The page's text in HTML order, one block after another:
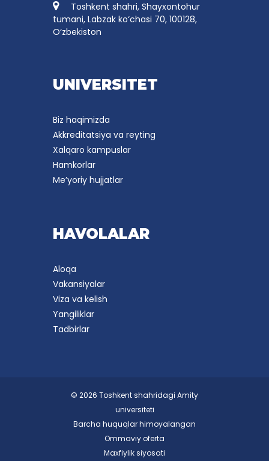
Toshkent shahri, Shayxontohur
tumani, Labzak ko‘chasi 70, 100128,
O‘zbekiston
UNIVERSITET
Biz haqimizda
Akkreditatsiya va reyting
Xalqaro kampuslar
Hamkorlar
Me’yoriy hujjatlar
HAVOLALAR
Aloqa
Vakansiyalar
Viza va kelish
Yangiliklar
Tadbirlar
© 2026 Toshkent shahridagi Amity
universiteti
Barcha huquqlar himoyalangan
Ommaviy oferta
Maxfiylik siyosati